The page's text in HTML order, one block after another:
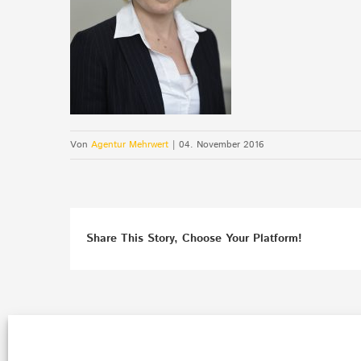
Von Agentur Mehrwert | 04. November 2016
Share This Story, Choose Your Platform!